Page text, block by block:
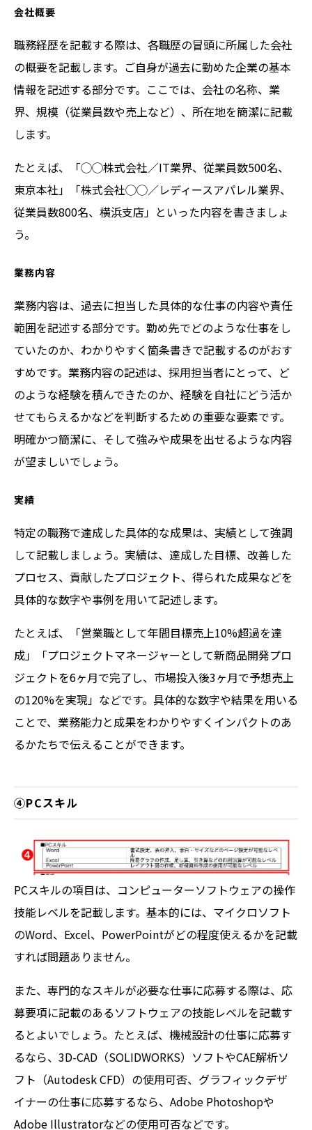
会社概要
職務経歴を記載する際は、各職歴の冒頭に所属した会社
の概要を記載します。ご自身が過去に勤めた企業の基本
情報を記述する部分です。ここでは、会社の名称、業
界、規模（従業員数や売上など）、所在地を簡潔に記載
します。
たとえば、「◯◯株式会社／IT業界、従業員数500名、
東京本社」「株式会社◯◯／レディースアパレル業界、
従業員数800名、横浜支店」といった内容を書きましょ
う。
業務内容
業務内容は、過去に担当した具体的な仕事の内容や責任
範囲を記述する部分です。勤め先でどのような仕事をし
ていたのか、わかりやすく箇条書きで記載するのがおす
すめです。業務内容の記述は、採用担当者にとって、ど
のような経験を積んできたのか、経験を自社にどう活か
せてもらえるかなどを判断するための重要な要素です。
明確かつ簡潔に、そして強みや成果を出せるような内容
が望ましいでしょう。
実績
特定の職務で達成した具体的な成果は、実績として強調
して記載しましょう。実績は、達成した目標、改善した
プロセス、貢献したプロジェクト、得られた成果などを
具体的な数字や事例を用いて記述します。
たとえば、「営業職として年間目標売上10%超過を達
成」「プロジェクトマネージャーとして新商品開発プロ
ジェクトを6ヶ月で完了し、市場投入後3ヶ月で予想売上
の120%を実現」などです。具体的な数字や結果を用いる
ことで、業務能力と成果をわかりやすくインパクトのあ
るかたちで伝えることができます。
④PCスキル
PCスキルの項目は、コンピューターソフトウェアの操作
技能レベルを記載します。基本的には、マイクロソフト
のWord、Excel、PowerPointがどの程度使えるかを記載
すれば問題ありません。
また、専門的なスキルが必要な仕事に応募する際は、応
募要項に記載のあるソフトウェアの技能レベルを記載す
るとよいでしょう。たとえば、機械設計の仕事に応募す
るなら、3D-CAD（SOLIDWORKS）ソフトやCAE解析ソ
フト（Autodesk CFD）の使用可否、グラフィックデザ
イナーの仕事に応募するなら、Adobe Photoshopや
Adobe Illustratorなどの使用可否などです。